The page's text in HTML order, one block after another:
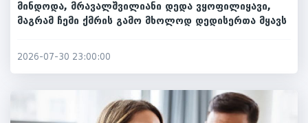
მინდოდა, მრავალშვილიანი დედა ვყოფილიყავი,
მაგრამ ჩემი ქმრის გამო მხოლოდ დედისერთა მყავს
2026-07-30 23:00:00